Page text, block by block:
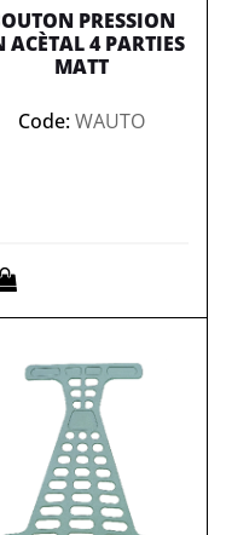
PRESSION
ACÈTAL 4 PARTIES
MATT
Code:WAUTO